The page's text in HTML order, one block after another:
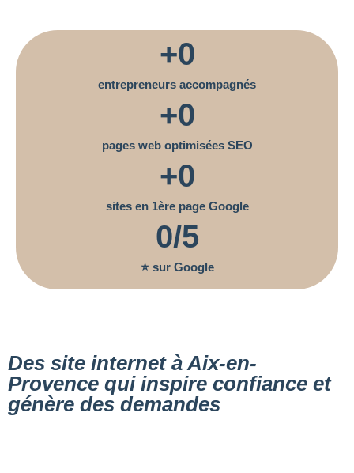
entrepreneurs accompagnés
+0
pages web optimisées SEO
+0
sites en 1ère page Google
+0
⭐ sur Google
0/5
Des site internet à Aix-en-
Provence qui inspire confiance et
génère des demandes